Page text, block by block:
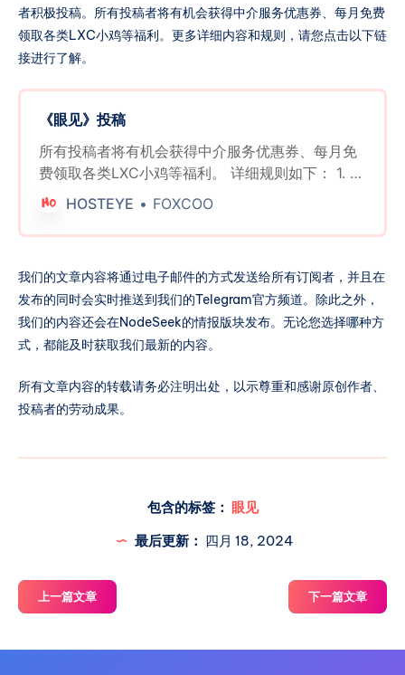
者积极投稿。所有投稿者将有机会获得中介服务优惠券、每月免费
领取各类LXC小鸡等福利。更多详细内容和规则，请您点击以下链
接进行了解。
《眼见》投稿
所有投稿者将有机会获得中介服务优惠券、每月免
费领取各类LXC小鸡等福利。 详细规则如下： 1. 有
效投稿奖励： * 所有提交有效信息并留下有效联系
有机会参与抽奖。 * 每周将随机抽取三名获奖者，
采纳投稿奖励： * 被采用的投稿将直接获得一张中
介服务免费优惠券。 3. 月度有效投稿数量统计奖
励： * 每月最后一天，根据后台统计的相同联系方
式和相同网站注册的电子邮箱账户下的非垃圾投稿
将获得一周的sonet/hkt/cmhk/hinet自选lxc小鸡。
* 排位第二和第三的个人将分别获得三张中介服务
每月最后一天，根据后台统计的相同联系方式和相
进行如下奖励分配： * 最多被采纳的个人将获得一
个月的sonet/hkt/cmhk/hinet自选lxc小鸡。 * 排
HOSTEYE FOXCOO
我们的文章内容将通过电子邮件的方式发送给所有订阅者，并且在
发布的同时会实时推送到我们的Telegram官方频道。除此之外，
我们的内容还会在NodeSeek的情报版块发布。无论您选择哪种方
式，都能及时获取我们最新的内容。
所有文章内容的转载请务必注明出处，以示尊重和感谢原创作者、
投稿者的劳动成果。
包含的标签： 眼见
最后更新： 四月 18, 2024
上一篇文章 下一篇文章